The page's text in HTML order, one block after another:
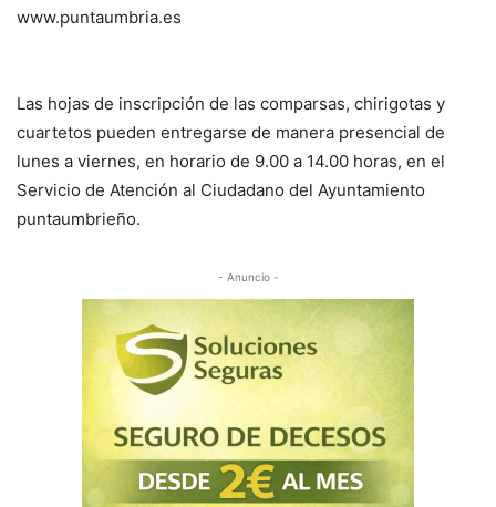
www.puntaumbria.es
Las hojas de inscripción de las comparsas, chirigotas y
cuartetos pueden entregarse de manera presencial de
lunes a viernes, en horario de 9.00 a 14.00 horas, en el
Servicio de Atención al Ciudadano del Ayuntamiento
puntaumbrieño.
- Anuncio -